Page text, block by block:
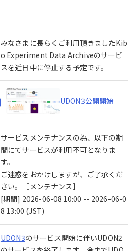
みなさまに長らくご利用頂きましたKib
o Experiment Data Archiveのサービ
スを近日中に停止する予定です。
UDON3公開開始
サービスメンテナンスの為、以下の期
間にてサービスが利用不可となりま
す。
ご迷惑をおかけしますが、ご了承くだ
さい。［メンテナンス］
[期間] 2026-06-08 10:00 -- 2026-06-0
8 13:00 (JST)
UDON3のサービス開始に伴いUDON2